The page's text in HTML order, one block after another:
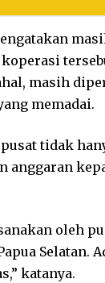
masih
memadai.
tidak
oleh
Selatan.
katanya.